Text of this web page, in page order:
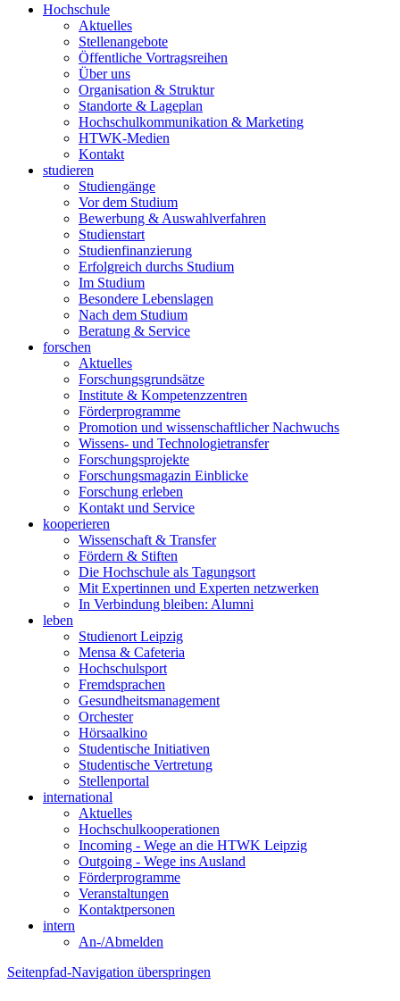
Hochschule
Aktuelles
Stellenangebote
Öffentliche Vortragsreihen
Über uns
Organisation & Struktur
Standorte & Lageplan
Hochschulkommunikation & Marketing
HTWK-Medien
Kontakt
studieren
Studiengänge
Vor dem Studium
Bewerbung & Auswahlverfahren
Studienstart
Studienfinanzierung
Erfolgreich durchs Studium
Im Studium
Besondere Lebenslagen
Nach dem Studium
Beratung & Service
forschen
Aktuelles
Forschungsgrundsätze
Institute & Kompetenzzentren
Förderprogramme
Promotion und wissenschaftlicher Nachwuchs
Wissens- und Technologietransfer
Forschungsprojekte
Forschungsmagazin Einblicke
Forschung erleben
Kontakt und Service
kooperieren
Wissenschaft & Transfer
Fördern & Stiften
Die Hochschule als Tagungsort
Mit Expertinnen und Experten netzwerken
In Verbindung bleiben: Alumni
leben
Studienort Leipzig
Mensa & Cafeteria
Hochschulsport
Fremdsprachen
Gesundheitsmanagement
Orchester
Hörsaalkino
Studentische Initiativen
Studentische Vertretung
Stellenportal
international
Aktuelles
Hochschulkooperationen
Incoming - Wege an die HTWK Leipzig
Outgoing - Wege ins Ausland
Förderprogramme
Veranstaltungen
Kontaktpersonen
intern
An-/Abmelden
Seitenpfad-Navigation überspringen